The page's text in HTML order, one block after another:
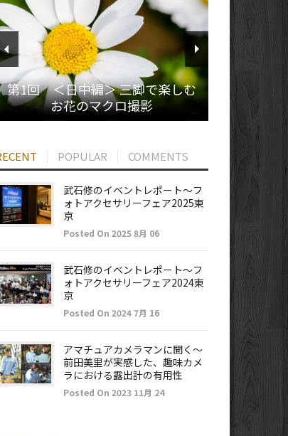
第1回 ＜日中編＞ 三脚で楽しむ
お花のマクロ撮影
POPULAR COMMENTS
武石修のイベントレポート～フ
ォトアクセサリーフェア2025東
京
Posted On 2025 8月 06
武石修のイベントレポート～フ
ォトアクセサリーフェア2024東
京
Posted On 2024 7月 16
アマチュアカメラマンに聞く～
前田美里が実感した、趣味カメ
ラにおける露出計の有用性
Posted On 2023 11月 24